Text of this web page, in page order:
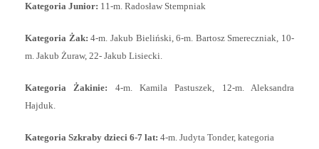
Kategoria Junior: 11-m. Radosław Stempniak
Kategoria Żak:4-m. Jakub Bieliński, 6-m. Bartosz Smereczniak, 10-
m. Jakub Żuraw, 22- Jakub Lisiecki.
Kategoria Żakinie: 4-m. Kamila Pastuszek, 12-m. Aleksandra
Hajduk.
Kategoria Szkraby dzieci 6-7 lat: 4-m. Judyta Tonder, kategoria